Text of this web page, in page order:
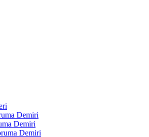
Demiri
Demiri
Demiri